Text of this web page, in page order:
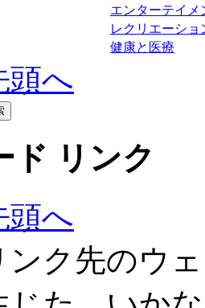
エンターテイメ
レクリエーショ
健康と医療
頭へ
ド リンク
頭へ
ンク先のウ